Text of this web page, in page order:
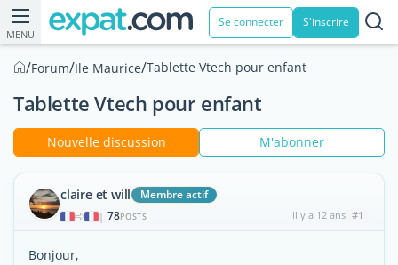
MENU
Se connecter S'inscrire
/Forum/Ile Maurice/Tablette Vtech pour enfant
Tablette Vtech pour enfant
Nouvelle discussion M'abonner
claire et will Membre actif
| 78POSTS il y a 12 ans #1
Bonjour,